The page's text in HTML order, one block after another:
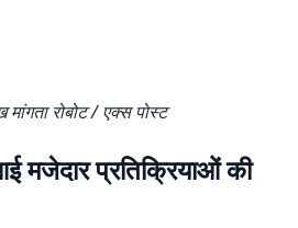
मांगता रोबोट / एक्स पोस्ट
मजेदार प्रतिक्रियाओं की